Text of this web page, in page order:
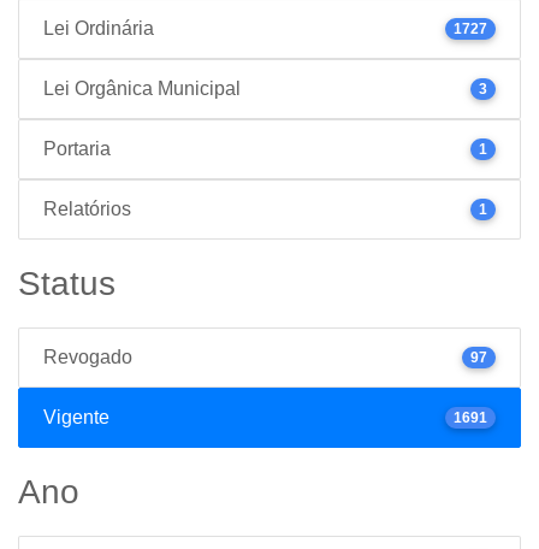
Lei Ordinária 1727
Lei Orgânica Municipal 3
Portaria 1
Relatórios 1
Status
Revogado 97
Vigente 1691
Ano